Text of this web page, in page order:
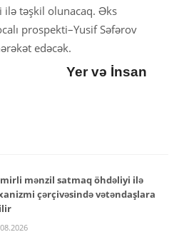
ilə təşkil olunacaq. Əks
prospekti–Yusif Səfərov
edəcək.
Yer və İnsan
mənzil satmaq öhdəliyi ilə
çərçivəsində vətəndaşlara